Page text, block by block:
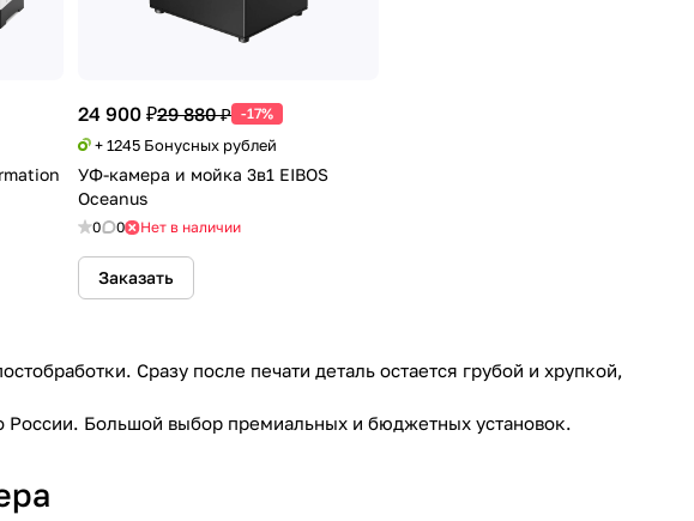
24 900 ₽29 880 ₽ -17%
+ 1245 Бонусных рублей
УФ-камера и мойка 3в1 EIBOS
Oceanus
0 0 Нет в наличии
Заказать
Сразу после печати деталь остается грубой и хрупкой,
России. Большой выбор премиальных и бюджетных установок.